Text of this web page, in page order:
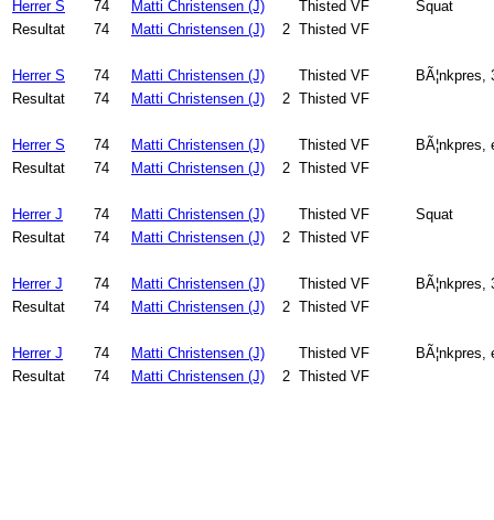
Herrer S 74 Matti Christensen (J) Thisted VF
Squat
Resultat
74 Matti Christensen (J) 2 Thisted VF
Herrer S 74 Matti Christensen (J) Thisted VF
BÃ¦nkpres,
Resultat
74 Matti Christensen (J) 2 Thisted VF
Herrer S 74 Matti Christensen (J) Thisted VF
BÃ¦nkpres,
Resultat
74 Matti Christensen (J) 2 Thisted VF
Herrer J 74 Matti Christensen (J) Thisted VF
Squat
Resultat
74 Matti Christensen (J) 2 Thisted VF
Herrer J 74 Matti Christensen (J) Thisted VF
BÃ¦nkpres,
Resultat
74 Matti Christensen (J) 2 Thisted VF
Herrer J 74 Matti Christensen (J) Thisted VF
BÃ¦nkpres,
Resultat
74 Matti Christensen (J) 2 Thisted VF